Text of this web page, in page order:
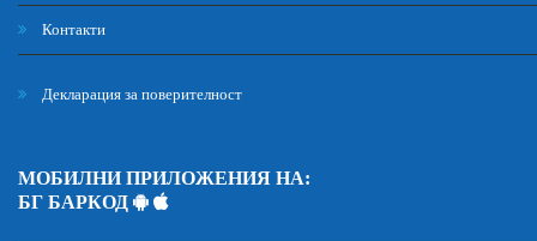
Контакти
Декларация за поверителност
МОБИЛНИ ПРИЛОЖЕНИЯ НА:
БГ БАРКОД